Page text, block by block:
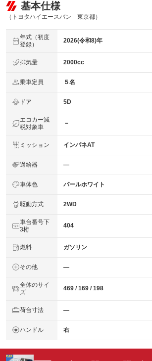
基本仕様
（トヨタハイエースバン 東京都）
年式（初度
登録）
2026(令和8)年
排気量 2000cc
乗車定員 ５名
ドア 5D
エコカー減
税対象車
－
ミッション インパネAT
過給器 ―
車体色 パールホワイト
駆動方式 2WD
車台番号下
3桁
404
燃料 ガソリン
その他 ―
全体のサイ
ズ
469 / 169 / 198
荷台寸法 ―
ハンドル 右